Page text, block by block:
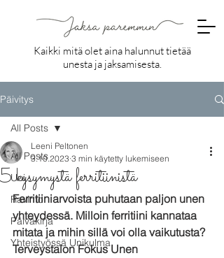
Kaikki mitä olet aina halunnut tietää
unesta ja jaksamisesta.
Päivitys
All Posts
Uni
Ravinto
Päiväkirja
Yhteistyössä Unikulma
All Posts
5 kysymystä ferritiinistä
Leeni Peltonen
3.10.2023 3 min käytetty lukemiseen
Ferritiiniarvoista puhutaan paljon unen
yhteydessä. Milloin ferritiini kannataa
mitata ja mihin sillä voi olla vaikutusta?
Terveystalon Fokus Unen